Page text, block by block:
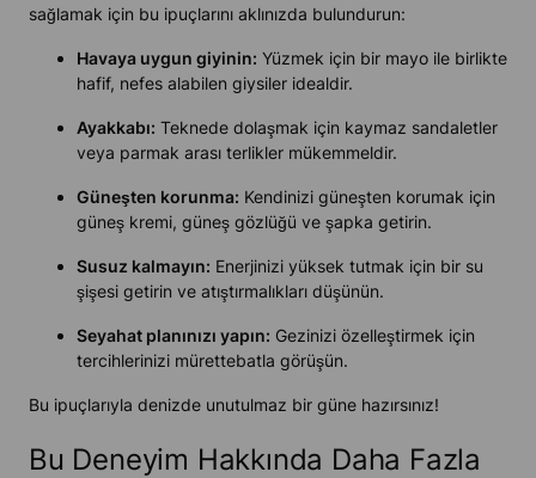
sağlamak için bu ipuçlarını aklınızda bulundurun:
Havaya uygun giyinin: Yüzmek için bir mayo ile birlikte
hafif, nefes alabilen giysiler idealdir.
Ayakkabı: Teknede dolaşmak için kaymaz sandaletler
veya parmak arası terlikler mükemmeldir.
Güneşten korunma: Kendinizi güneşten korumak için
güneş kremi, güneş gözlüğü ve şapka getirin.
Susuz kalmayın: Enerjinizi yüksek tutmak için bir su
şişesi getirin ve atıştırmalıkları düşünün.
Seyahat planınızı yapın: Gezinizi özelleştirmek için
tercihlerinizi mürettebatla görüşün.
Bu ipuçlarıyla denizde unutulmaz bir güne hazırsınız!
Bu Deneyim Hakkında Daha Fazla